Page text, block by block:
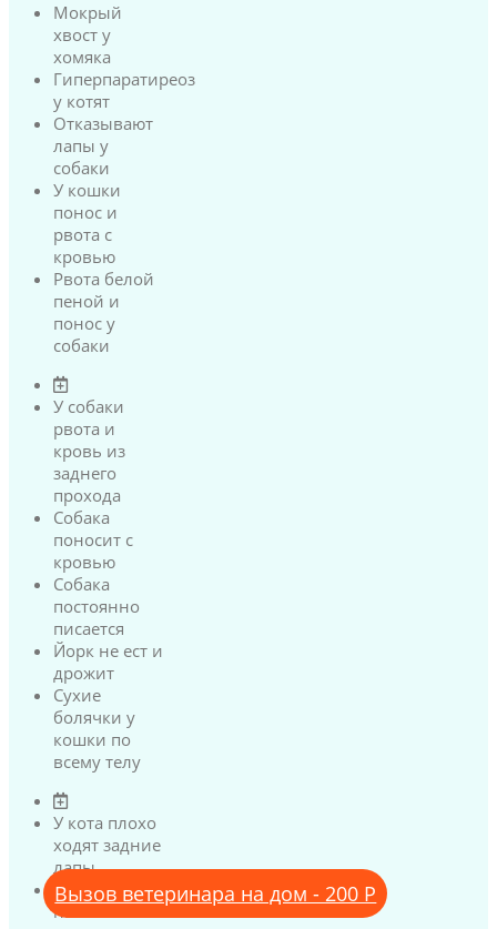
Вызов ветеринара на дом - 200 Р
Мокрый
хвост у
хомяка
Гиперпаратиреоз
у котят
Отказывают
лапы у
собаки
У кошки
понос и
рвота с
кровью
Рвота белой
пеной и
понос у
собаки
У собаки
рвота и
кровь из
заднего
прохода
Собака
поносит с
кровью
Собака
постоянно
писается
Йорк не ест и
дрожит
Сухие
болячки у
кошки по
всему телу
У кота плохо
ходят задние
лапы
У кота
нижняя